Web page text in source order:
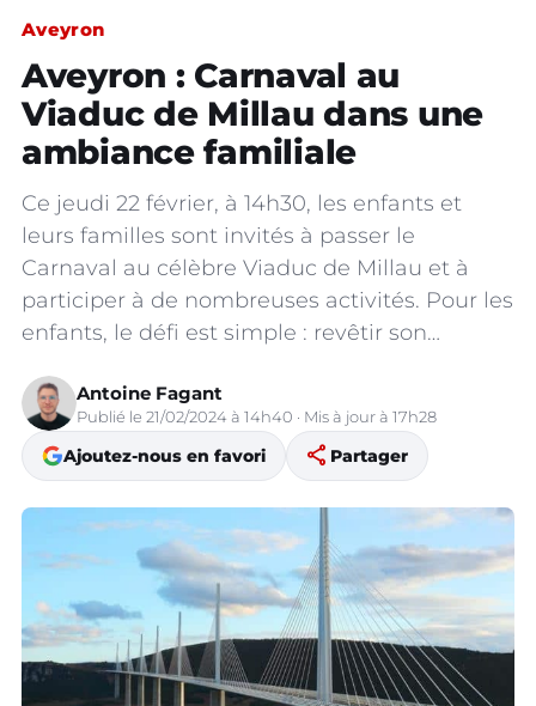
Aveyron
Aveyron : Carnaval au
Viaduc de Millau dans une
ambiance familiale
Ce jeudi 22 février, à 14h30, les enfants et
leurs familles sont invités à passer le
Carnaval au célèbre Viaduc de Millau et à
participer à de nombreuses activités. Pour les
enfants, le défi est simple : revêtir son…
Antoine Fagant
Publié le 21/02/2024 à 14h40 · Mis à jour à 17h28
Ajoutez-nous en favori share Partager